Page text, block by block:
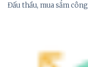
Đấu thầu, mua sắm công